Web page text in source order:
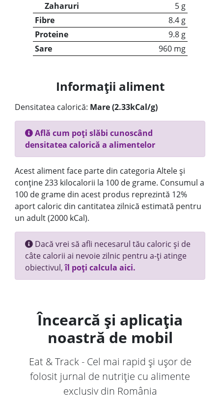
Zaharuri
5 g
Fibre
8.4 g
Proteine
9.8 g
Sare
960 mg
Informații aliment
Densitatea calorică: Mare (2.33kCal/g)
Află cum poți slăbi cunoscând
densitatea calorică a alimentelor
Acest aliment face parte din categoria Altele și
conține 233 kilocalorii la 100 de grame. Consumul a
100 de grame din acest produs reprezintă 12%
aport caloric din cantitatea zilnică estimată pentru
un adult (2000 kCal).
Dacă vrei să afli necesarul tău caloric și de
câte calorii ai nevoie zilnic pentru a-ți atinge
obiectivul,îl poți calcula aici.
Încearcă și aplicația
noastră de mobil
Eat & Track - Cel mai rapid și ușor de
folosit jurnal de nutriție cu alimente
exclusiv din România